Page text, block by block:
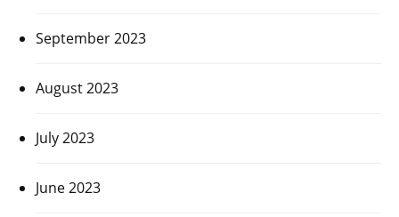
September 2023
August 2023
July 2023
June 2023